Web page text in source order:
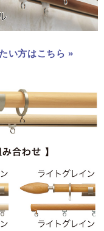
い方はこちら »